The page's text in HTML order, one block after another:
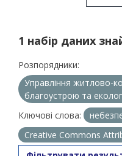
1 набір даних
Розпорядники:
Управління житлово-
благоустрою та
Ключові слова:
Creative Commons